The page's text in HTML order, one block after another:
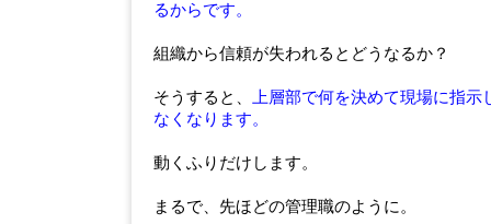
るからです。
組織から信頼が失われるとどうなるか？
そうすると、
上層部で何を決めて現場に指
なくなります。
動くふりだけします。
まるで、先ほどの管理職のように。